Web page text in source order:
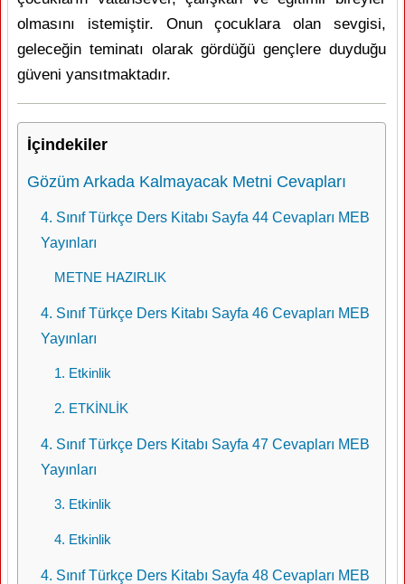
olmasını istemiştir. Onun çocuklara olan sevgisi,
geleceğin teminatı olarak gördüğü gençlere duyduğu
güveni yansıtmaktadır.
İçindekiler
Gözüm Arkada Kalmayacak Metni Cevapları
4. Sınıf Türkçe Ders Kitabı Sayfa 44 Cevapları MEB
Yayınları
METNE HAZIRLIK
4. Sınıf Türkçe Ders Kitabı Sayfa 46 Cevapları MEB
Yayınları
1. Etkinlik
2. ETKİNLİK
4. Sınıf Türkçe Ders Kitabı Sayfa 47 Cevapları MEB
Yayınları
3. Etkinlik
4. Etkinlik
4. Sınıf Türkçe Ders Kitabı Sayfa 48 Cevapları MEB